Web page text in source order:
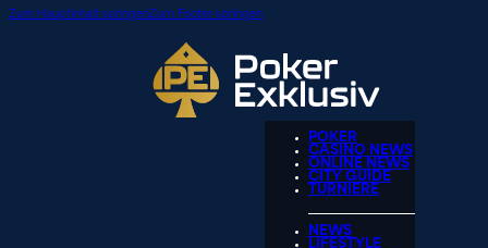
Zum Hauptinhalt springenZum Footer springen
POKER
CASINO NEWS
ONLINE NEWS
CITY GUIDE
TURNIERE
NEWS
LIFESTYLE